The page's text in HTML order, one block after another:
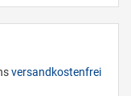
versandkostenfrei